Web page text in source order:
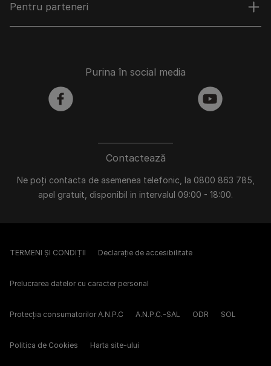
Pentru parteneri
Contactează
Ne poți contacta de asemenea telefonic, la 0800 863 785,
apel gratuit, disponibil in intervalul 09:00 - 18:00.
Purina în social media
facebook youtube
TERMENI ȘI CONDIȚII Declarație de accesibilitate
Prelucrarea datelor cu caracter personal
Protecția consumatorilor A.N.P.C A.N.P.C.-SAL ODR SOL
Politica de Cookies Harta site-ului